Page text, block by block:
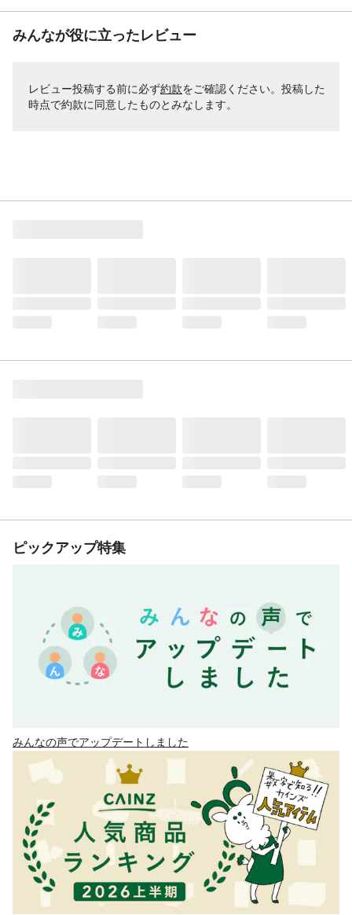
みんなが役に立ったレビュー
レビュー投稿する前に必ず約款をご確認ください。投稿した
時点で約款に同意したものとみなします。
ピックアップ特集
みんなの声でアップデートしました